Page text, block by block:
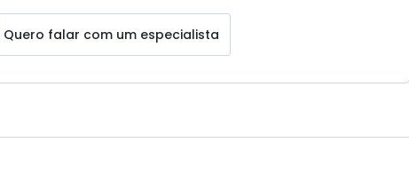
Quero falar com um especialista